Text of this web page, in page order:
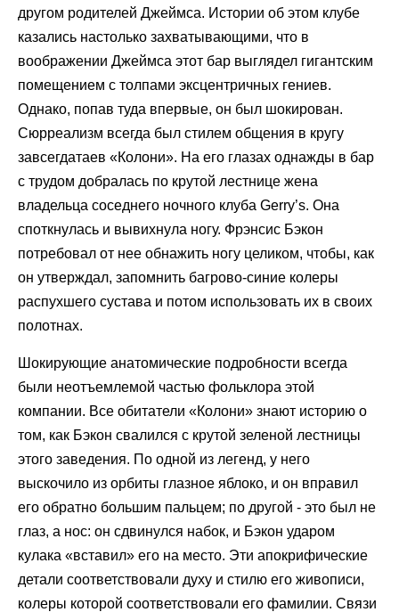
другом родителей Джеймса. Истории об этом клубе
казались настолько захватывающими, что в
воображении Джеймса этот бар выглядел гигантским
помещением с толпами эксцентричных гениев.
Однако, попав туда впервые, он был шокирован.
Сюрреализм всегда был стилем общения в кругу
завсегдатаев «Колони». На его глазах однажды в бар
с трудом добралась по крутой лестнице жена
владельца соседнего ночного клуба Gerry’s. Она
споткнулась и вывихнула ногу. Фрэнсис Бэкон
потребовал от нее обнажить ногу целиком, чтобы, как
он утверждал, запомнить багрово-синие колеры
распухшего сустава и потом использовать их в своих
полотнах.
Шокирующие анатомические подробности всегда
были неотъемлемой частью фольклора этой
компании. Все обитатели «Колони» знают историю о
том, как Бэкон свалился с крутой зеленой лестницы
этого заведения. По одной из легенд, у него
выскочило из орбиты глазное яблоко, и он вправил
его обратно большим пальцем; по другой - это был не
глаз, а нос: он сдвинулся набок, и Бэкон ударом
кулака «вставил» его на место. Эти апокрифические
детали соответствовали духу и стилю его живописи,
колеры которой соответствовали его фамилии. Связи